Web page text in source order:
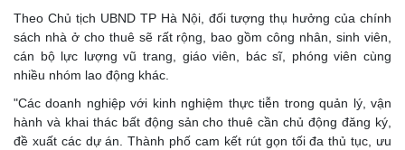
Theo Chủ tịch UBND TP Hà Nội, đối tượng thụ hưởng của chính
sách nhà ở cho thuê sẽ rất rộng, bao gồm công nhân, sinh viên,
cán bộ lực lượng vũ trang, giáo viên, bác sĩ, phóng viên cùng
nhiều nhóm lao động khác.
"Các doanh nghiệp với kinh nghiệm thực tiễn trong quản lý, vận
hành và khai thác bất động sản cho thuê cần chủ động đăng ký,
đề xuất các dự án. Thành phố cam kết rút gọn tối đa thủ tục, ưu